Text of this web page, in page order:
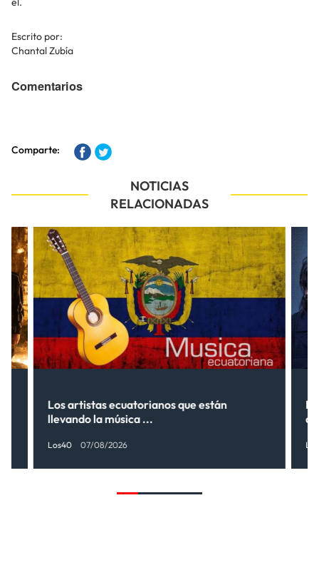
Escrito por:
Chantal Zubía
Comentarios
Comparte:
NOTICIAS
RELACIONADAS
Los artistas ecuatorianos que están
llevando la música ...
Los40 07/08/2026